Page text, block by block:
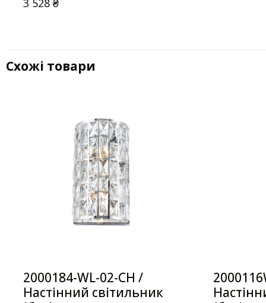
3 528₴
Схожі товари
2000184-WL-02-CH /
Настінний світильник